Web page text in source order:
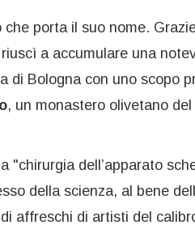
che porta il suo nome.
a accumulare una
di Bologna con uno scopo
, un monastero olivetano del
"chirurgia dell’apparato
della scienza, al bene
affreschi di artisti del